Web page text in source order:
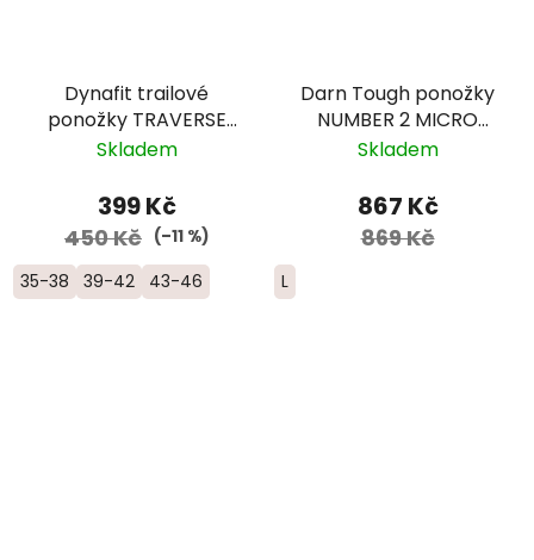
Dynafit trailové
ponožky TRAVERSE
CREW - zelená/žlutá
Skladem
399 Kč
450 Kč (–11 %)
35-38 39-42 43-46
Darn Tough ponožky
NUMBER 2 MICRO
CREW Midweight
červené/modré/žluté
Skladem
867 Kč
869 Kč
L